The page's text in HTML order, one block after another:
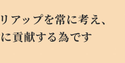
ップを常に考え、
貢献する為です